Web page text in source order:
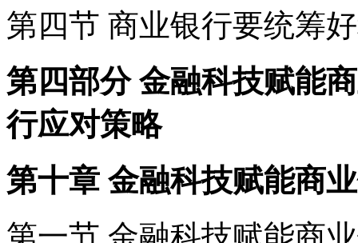
第四节 商业银行要统筹
第四部分 金融科技赋能
行应对策略
第十章 金融科技赋能商
第一节 金融科技赋能商